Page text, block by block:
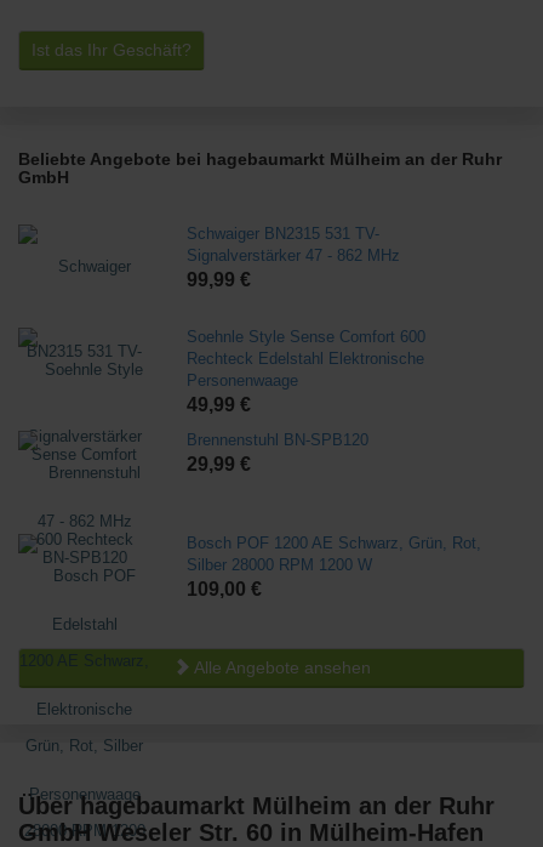
Ist das Ihr Geschäft?
Beliebte Angebote bei hagebaumarkt Mülheim an der Ruhr
GmbH
Schwaiger BN2315 531 TV-
Signalverstärker 47 - 862 MHz
99,99 €
Soehnle Style Sense Comfort 600
Rechteck Edelstahl Elektronische
Personenwaage
49,99 €
Brennenstuhl BN-SPB120
29,99 €
Bosch POF 1200 AE Schwarz, Grün, Rot,
Silber 28000 RPM 1200 W
109,00 €
Alle Angebote ansehen
Über hagebaumarkt Mülheim an der Ruhr
GmbH Weseler Str. 60 in Mülheim-Hafen